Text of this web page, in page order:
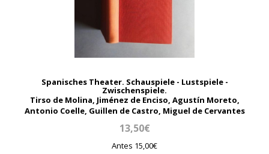
Spanisches Theater. Schauspiele - Lustspiele -
Zwischenspiele.
Tirso de Molina, Jiménez de Enciso, Agustín Moreto,
Antonio Coelle, Guillen de Castro, Miguel de Cervantes
13,50€
Antes 15,00€